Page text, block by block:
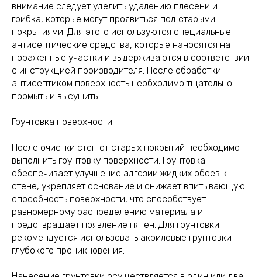
внимание следует уделить удалению плесени и
грибка, которые могут проявиться под старыми
покрытиями. Для этого используются специальные
антисептические средства, которые наносятся на
пораженные участки и выдерживаются в соответствии
с инструкцией производителя. После обработки
антисептиком поверхность необходимо тщательно
промыть и высушить.
Грунтовка поверхности
После очистки стен от старых покрытий необходимо
выполнить грунтовку поверхности. Грунтовка
обеспечивает улучшение адгезии жидких обоев к
стене, укрепляет основание и снижает впитывающую
способность поверхности, что способствует
равномерному распределению материала и
предотвращает появление пятен. Для грунтовки
рекомендуется использовать акриловые грунтовки
глубокого проникновения.